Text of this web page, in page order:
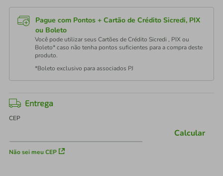
Pague com Pontos + Cartão de Crédito Sicredi, PIX
ou Boleto
Você pode utilizar seus Cartões de Crédito Sicredi , PIX ou
Boleto* caso não tenha pontos suficientes para a compra deste
produto.
*Boleto exclusivo para associados PJ
Entrega
CEP
Não sei meu CEP
Calcular